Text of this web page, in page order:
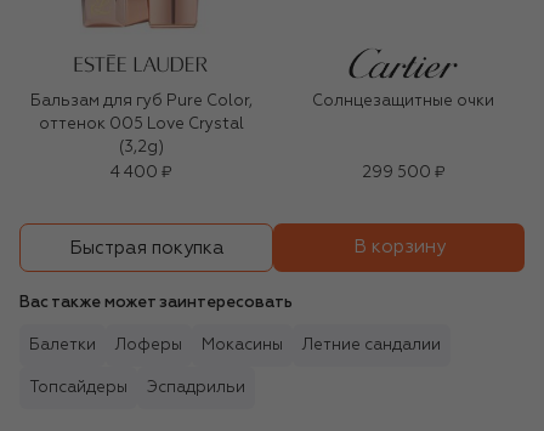
Бальзам для губ Pure Color,
оттенок 005 Love Crystal
(3,2g)
4 400 ₽
Солнцезащитные очки
299 500 ₽
Быстрая покупка В корзину
Вас также может заинтересовать
Балетки Лоферы Мокасины Летние сандалии
Топсайдеры Эспадрильи